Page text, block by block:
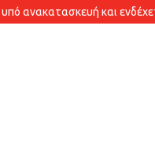
ανακατασκευή και